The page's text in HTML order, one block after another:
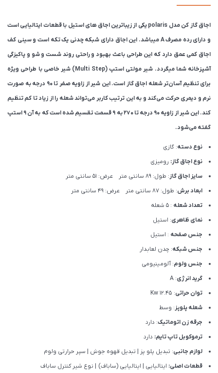
اجاق گاز کن مدل polaris یکی از زیباترین اجاق های استیل با قطعات ایتالیایی است
و دارای رده مصرف A میباشد. این اجاق دارای شبکه چدنی یک تکه است و سینی کف
اجاق کمی عمق دارد که این طراحی باعث بهبود و راحتی روند شست و شو و پاکیزگی
آشپزخانه شما میگردد. شیر مولتی استپ (Multi Step) شیر خاصی با طراحی ویژه‌
برای تنظیم آسان‌تر شعله اجاق گاز است. این شیر از زاویه صفر تا 90 درجه به صورت
نرم و دیمری حرکت می‌کند و به این ترتیب کاربر می‌تواند شعله را از زیاد تا کم تنظیم
کند. این شیر از زاویه 90 درجه تا 270 به 9 قسمت تقسیم شده است که به آن 9 استپ
گفته می‌شود.
نوع دسته: گازی
نوع اجاق گاز: رومیزی
سایز اجاق گاز: طول: 89 سانتی متر عرض: 51 سانتی متر
ابعاد برش: طول: 87 سانتی متر عرض: 49 سانتی متر
تعداد شعله : 5 شعله
نمای ظاهری: استیل
جنس صفحه : استیل
جنس شبکه: چدن لعابدار
جنس ولوم: آلومینیومی
گرید انرژی: A
توان حراتی: 12.45 Kw
شعله پلوپز: وسط
جرقه زن اتوماتیک: دارد
ترموکوبل تاپ تایم: دارد
لوازم جانبی: تبدیل پلو پز | تبدیل قهوه جوش | سپر حرارتی ولوم
قطعات اصلی: ایتالیایی | ایتالیایی (ساباف) | نوع شیر کنترل ساباف